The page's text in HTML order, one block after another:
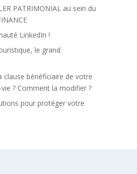
PATRIMONIAL au sein du
LinkedIn !
le grand
clause bénéficiaire de votre
? Comment la modifier ?
pour protéger votre